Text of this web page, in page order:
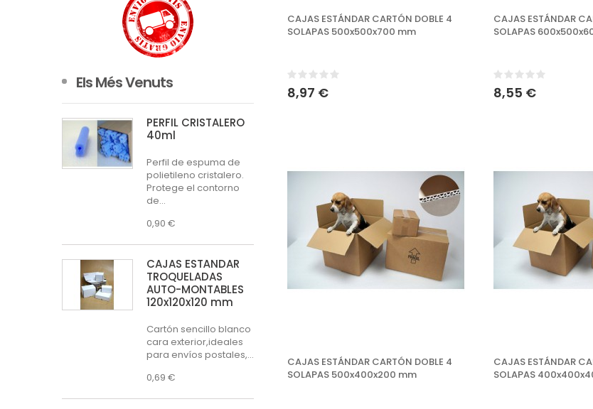
Els Més Venuts
PERFIL CRISTALERO
40ml
Perfil de espuma de
polietileno cristalero.
Protege el contorno
de...
0,90 €
CAJAS ESTÁNDAR
TROQUELADAS
AUTO-MONTABLES
120x120x120 mm
Cartón sencillo blanco
cara exterior,ideales
para envíos postales,...
0,69 €
CAJAS ESTÁNDAR CARTÓN DOBLE 4
SOLAPAS 500x500x700 mm
8,97 €
CAJAS ESTÁNDAR
SOLAPAS
8,55 €
CAJAS ESTÁNDAR CARTÓN DOBLE 4
SOLAPAS 500x400x200 mm
CAJAS ESTÁNDAR
SOLAPAS